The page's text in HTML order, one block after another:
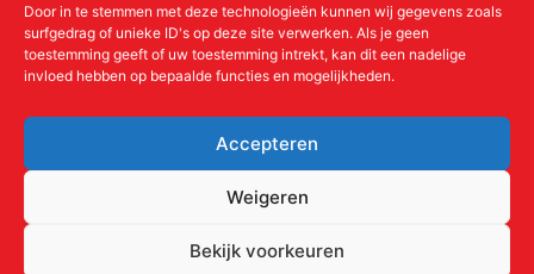
Door in te stemmen met deze technologieën kunnen wij gegevens zoals
surfgedrag of unieke ID's op deze site verwerken. Als je geen
toestemming geeft of uw toestemming intrekt, kan dit een nadelige
invloed hebben op bepaalde functies en mogelijkheden.
Accepteren
Weigeren
Bekijk voorkeuren
Meer over de Liudgerstichten
Aanmelden als donateur
ANBI
Contact